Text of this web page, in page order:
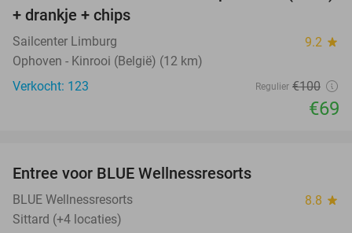
+ drankje + chips
Sailcenter Limburg 9.2 star
Ophoven - Kinrooi (België) (12 km)
Verkocht: 123
Regulier €100
€69
Entree voor BLUE Wellnessresorts
BLUE Wellnessresorts 8.8 star
Sittard (+4 locaties)